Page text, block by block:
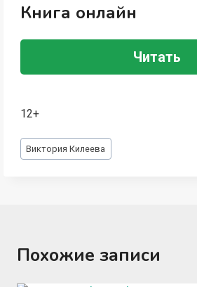
Книга онлайн
Читать
12+
Метки
записи:
Виктория Килеева
Похожие записи